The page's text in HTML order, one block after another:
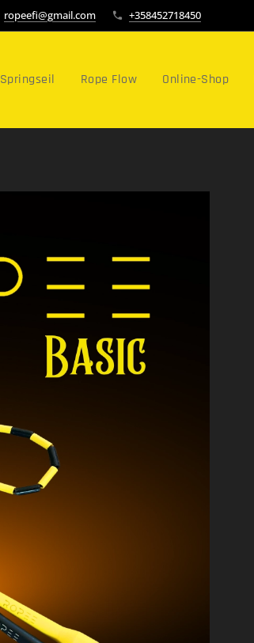
ropeefi@gmail.com +358452718450
Springseil Rope Flow Online-Shop